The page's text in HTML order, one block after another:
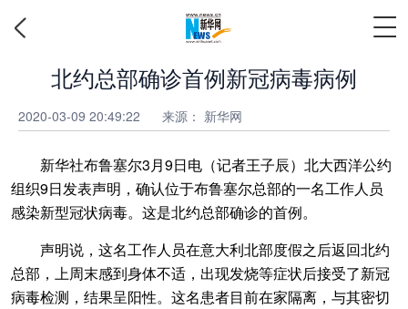
北约总部确诊首例新冠病毒病例
2020-03-09 20:49:22 来源： 新华网
新华社布鲁塞尔3月9日电（记者王子辰）北大西洋公约
组织9日发表声明，确认位于布鲁塞尔总部的一名工作人员
感染新型冠状病毒。这是北约总部确诊的首例。
声明说，这名工作人员在意大利北部度假之后返回北约
总部，上周末感到身体不适，出现发烧等症状后接受了新冠
病毒检测，结果呈阳性。这名患者目前在家隔离，与其密切